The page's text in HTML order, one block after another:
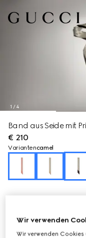
1 /4
Band aus Seide mit
€ 210
Variantencamel
Wir verwenden
Wir verwenden